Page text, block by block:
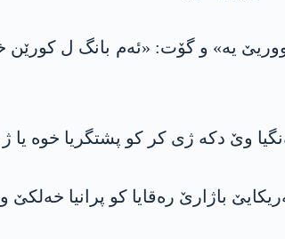
یە» و گۆت: «ئەم بانگ ل
وێ دکە ژی کر کو پشتگریا خوە